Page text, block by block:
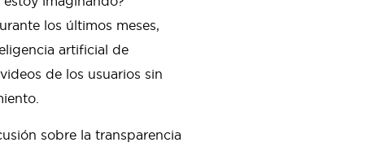
los últimos meses,
artificial de
de los usuarios sin
sobre la transparencia